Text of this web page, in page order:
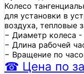
Колесо
для установки в
воздуха, тепловые
− Диаметр колеса
− Длина рабочей
− Вращение по
☎ Цена по